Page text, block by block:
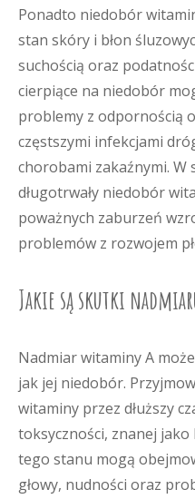
Ponadto niedobór
stan skóry i błon
suchością oraz
cierpiące na niedobór
problemy z odpornością
częstszymi infekcjami
chorobami zakaźnymi. W
długotrwały niedobór
poważnych zaburzeń
problemów z rozwojem
Jakie są skutki
Nadmiar witaminy A
jak jej niedobór.
witaminy przez dłuższy
toksyczności, znanej
tego stanu mogą
głowy, nudności oraz